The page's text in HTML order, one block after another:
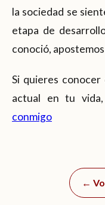
la sociedad se
etapa de
conoció,
Si quieres
actual en tu vida,
conmigo
←